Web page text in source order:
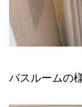
バスルームの様